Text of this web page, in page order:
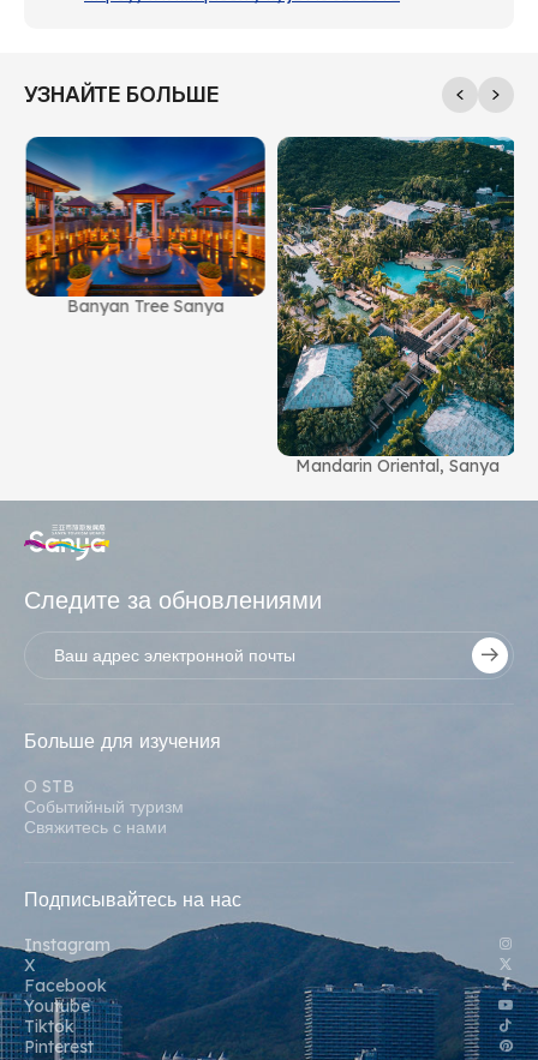
УЗНАЙТЕ БОЛЬШЕ
Banyan Tree Sanya
Mandarin Oriental, Sanya
Следите за обновлениями
Больше для изучения
О STB
Событийный туризм
Свяжитесь с нами
Подписывайтесь на нас
Instagram
X
Facebook
Youtube
Tiktok
Pinterest